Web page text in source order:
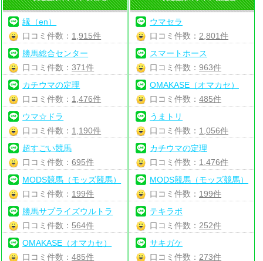
縁（en）
口コミ件数： 1,915件
勝馬総合センター
口コミ件数：371件
カチウマの定理
口コミ件数： 1,476件
ウマ☆ドラ
口コミ件数： 1,190件
超すごい競馬
口コミ件数：695件
MODS競馬（モッズ競馬）
口コミ件数： 199件
勝馬サプライズウルトラ
口コミ件数： 564件
OMAKASE（オマカセ）
口コミ件数：485件
ウマセラ
口コミ件数： 2,801件
スマートホース
口コミ件数： 963件
OMAKASE（オマカセ）
口コミ件数： 485件
うまトリ
口コミ件数： 1,056件
カチウマの定理
口コミ件数： 1,476件
MODS競馬（モッズ競馬）
口コミ件数： 199件
テキラボ
口コミ件数： 252件
サキガケ
口コミ件数： 273件